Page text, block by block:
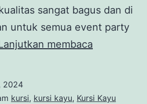
sangat bagus dan di
untuk semua event party
membaca
Model
2024
kursi, kursi kayu, Kursi Kayu